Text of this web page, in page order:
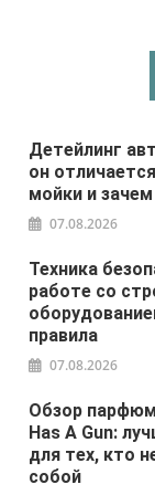
Детейлинг
он
мойки и
07.08.2026
Техника
работе со
правила
07.08.2026
Обзор
Has A Gun:
для тех, кто
собой